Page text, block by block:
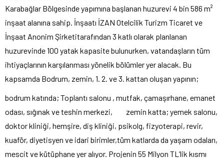
Karabağlar Bölgesinde yapımına başlanan huzurevi 4 bin 586 m²
inşaat alanına sahip. İnşaatı İZAN Otelcilik Turizm Ticaret ve
İnşaat Anonim Şirketitarafından 3 katlı olarak planlanan
huzurevinde 100 yatak kapasite bulunurken, vatandaşların tüm
ihtiyaçlarının karşılanması yönelik bölümler yer alacak. Bu
kapsamda Bodrum, zemin, 1. 2. ve 3. kattan oluşan yapının;
bodrum katında; Toplantı salonu , mutfak, çamaşırhane, emanet
odası, sığınak ve teshin merkezi, zemin katta; yemek salonu,
doktor kliniği, hemşire, diş kliniği, psikolg, fizyoterapi, revir,
kuaför, diyetisyen ve idari birimler,tüm katlarda da yaşam odaları,
mescit ve kütüphane yer alıyor. Projenin 55 Milyon TL’lik kısmı